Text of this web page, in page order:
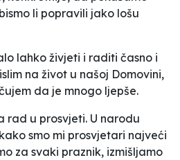
li popravili jako lošu
lahko živjeti i raditi časno i
na život u našoj Domovini,
da je mnogo ljepše.
rad u prosvjeti. U narodu
smo mi prosvjetari najveći
za svaki praznik, izmišljamo